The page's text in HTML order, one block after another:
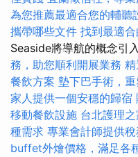
為您推薦最適合您的輔聽
攜帶哪些文件 找到最適
Seaside將導航的概念引
務，助您順利開展業務
餐飲方案 墊下巴手術，
家人提供一個安穩的歸宿
移動餐飲設施 台北護理
種需求 專業會計師提供
buffet外燴價格，滿足各